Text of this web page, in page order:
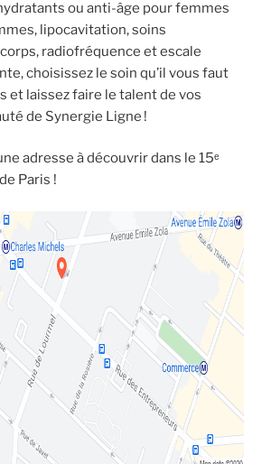
ou anti-âge pour femmes
lipocavitation, soins
radiofréquence et escale
choisissez le soin qu’il vous faut
et laissez faire le talent de vos
de Synergie Ligne !
adresse à découvrir dans le 15ᵉ
Paris !